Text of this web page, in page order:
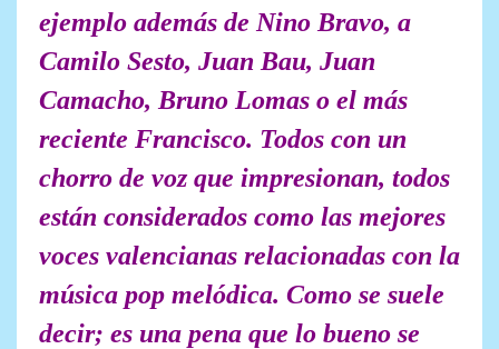
ejemplo además de Nino Bravo, a
Camilo Sesto, Juan Bau, Juan
Camacho, Bruno Lomas o el más
reciente Francisco. Todos con un
chorro de voz que impresionan, todos
están considerados como las mejores
voces valencianas relacionadas con la
música pop melódica. Como se suele
decir; es una pena que lo bueno se